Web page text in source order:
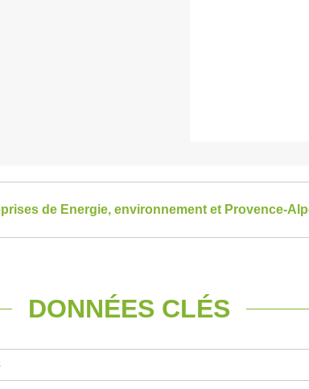
de Energie, environnement et Provence-
DONNÉES CLÉS